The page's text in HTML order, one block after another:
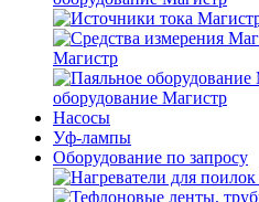
Магистр
оборудование Магистр
Насосы
Уф-лампы
Оборудование по запросу